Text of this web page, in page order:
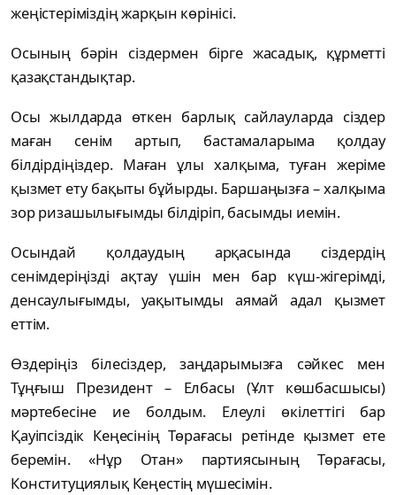
жеңістеріміздің жарқын көрінісі.
Осының бәрін сіздермен бірге жасадық, құрметті
қазақстандықтар.
Осы жылдарда өткен барлық сайлауларда сіздер
маған сенім артып, бастамаларыма қолдау
білдірдіңіздер. Маған ұлы халқыма, туған жеріме
қызмет ету бақыты бұйырды. Баршаңызға – халқыма
зор ризашылығымды білдіріп, басымды иемін.
Осындай қолдаудың арқасында сіздердің
сенімдеріңізді ақтау үшін мен бар күш-жігерімді,
денсаулығымды, уақытымды аямай адал қызмет
еттім.
Өздеріңіз білесіздер, заңдарымызға сәйкес мен
Тұңғыш Президент – Елбасы (Ұлт көшбасшысы)
мәртебесіне ие болдым. Елеулі өкілеттігі бар
Қауіпсіздік Кеңесінің Төрағасы ретінде қызмет ете
беремін. «Нұр Отан» партиясының Төрағасы,
Конституциялық Кеңестің мүшесімін.